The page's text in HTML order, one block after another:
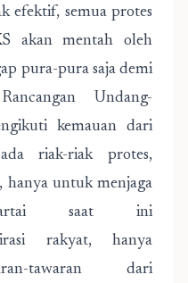
efektif, semua protes
akan mentah oleh
pura-pura saja demi
Undang-
kemauan dari
riak-riak protes,
hanya untuk menjaga
partai saat ini
rakyat, hanya
tawaran dari